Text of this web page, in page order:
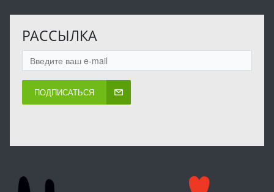
РАССЫЛКА
ПОДПИСАТЬСЯ